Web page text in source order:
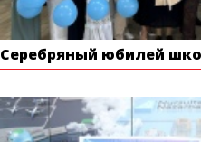
Серебряный юбилей